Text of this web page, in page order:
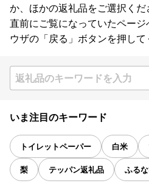
か、ほかの返礼品をご選択くだ
直前にご覧になっていたペー
ウザの「戻る」ボタンを押して
いま注目のキーワード
トイレットペーパー 白米
梨 テッパン返礼品 ふる